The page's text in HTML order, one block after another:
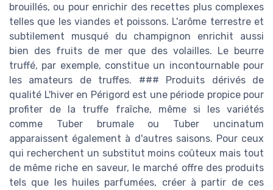
brouillés, ou pour enrichir des recettes plus complexes
telles que les viandes et poissons. L'arôme terrestre et
subtilement musqué du champignon enrichit aussi
bien des fruits de mer que des volailles. Le beurre
truffé, par exemple, constitue un incontournable pour
les amateurs de truffes. ### Produits dérivés de
qualité L'hiver en Périgord est une période propice pour
profiter de la truffe fraîche, même si les variétés
comme Tuber brumale ou Tuber uncinatum
apparaissent également à d'autres saisons. Pour ceux
qui recherchent un substitut moins coûteux mais tout
de même riche en saveur, le marché offre des produits
tels que les huiles parfumées, créer à partir de ces